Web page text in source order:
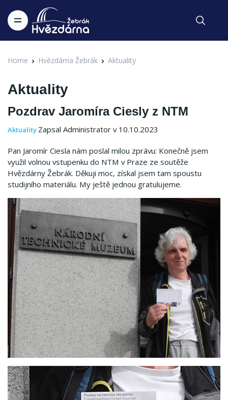
Home Hvězdárna Žebrák Aktuality
Aktuality
Pozdrav Jaromíra Ciesly z NTM
Aktuality Zapsal Administrator v 10.10.2023
Pan Jaromír Ciesla nám poslal milou zprávu: Konečně jsem
využil volnou vstupenku do NTM v Praze ze soutěže
Hvězdárny Žebrák. Děkuji moc, získal jsem tam spoustu
studijního materiálu. My ještě jednou gratulujeme.